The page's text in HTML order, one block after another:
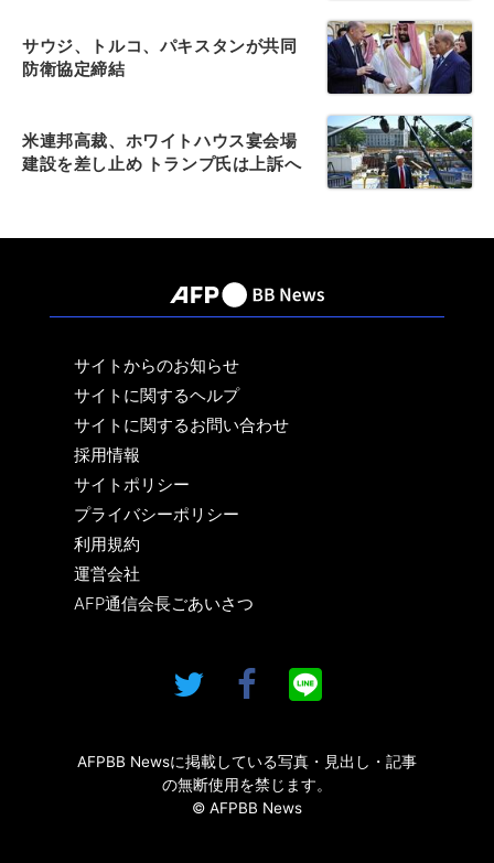
サウジ、トルコ、パキスタンが共同
防衛協定締結
米連邦高裁、ホワイトハウス宴会場
建設を差し止め トランプ氏は上訴へ
サイトからのお知らせ
サイトに関するヘルプ
サイトに関するお問い合わせ
採用情報
サイトポリシー
プライバシーポリシー
利用規約
運営会社
AFP通信会長ごあいさつ
AFPBB Newsに掲載している写真・見出し・記事
の無断使用を禁じます。
© AFPBB News